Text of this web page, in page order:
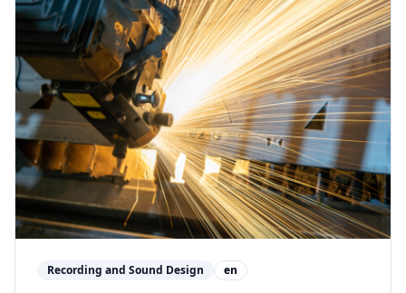
Recording and Sound Design en